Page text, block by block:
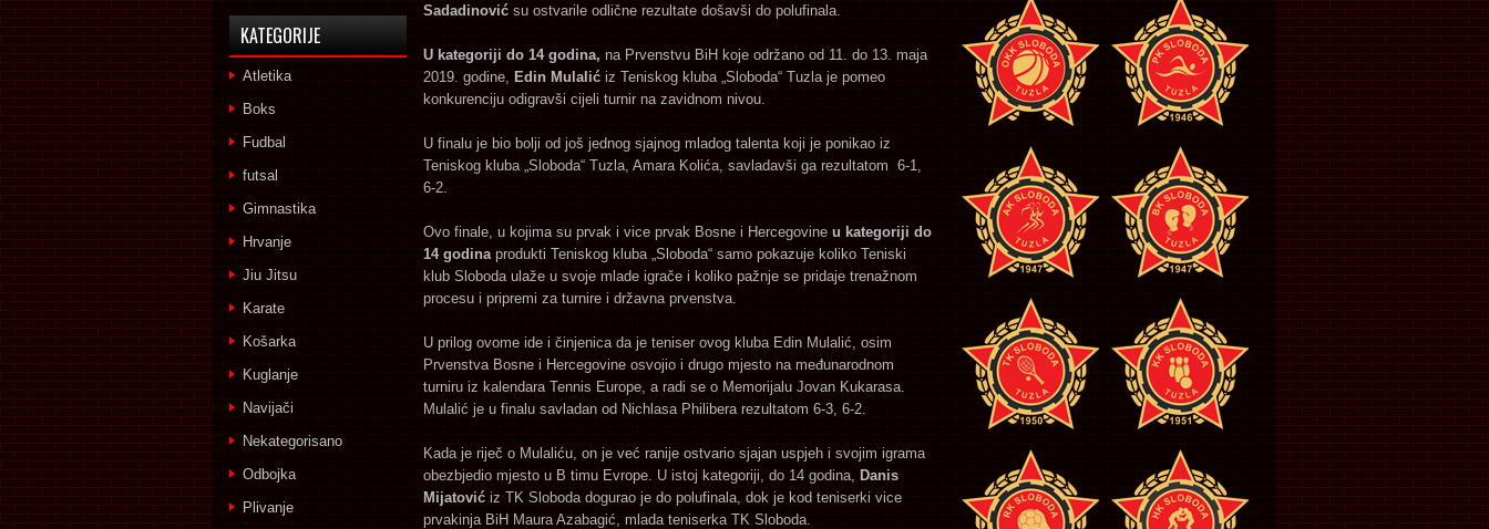
Sadadinović su ostvarile odlične rezultate došavši do polufinala.
U kategoriji do 14 godina, na Prvenstvu BiH koje održano od 11. do 13. maja
2019. godine, Edin Mulalić iz Teniskog kluba „Sloboda“ Tuzla je pomeo
konkurenciju odigravši cijeli turnir na zavidnom nivou.
U finalu je bio bolji od još jednog sjajnog mladog talenta koji je ponikao iz
Teniskog kluba „Sloboda“ Tuzla, Amara Kolića, savladavši ga rezultatom 6-1,
6-2.
Ovo finale, u kojima su prvak i vice prvak Bosne i Hercegovine u kategoriji do
14 godina produkti Teniskog kluba „Sloboda“ samo pokazuje koliko Teniski
klub Sloboda ulaže u svoje mlade igrače i koliko pažnje se pridaje trenažnom
procesu i pripremi za turnire i državna prvenstva.
U prilog ovome ide i činjenica da je teniser ovog kluba Edin Mulalić, osim
Prvenstva Bosne i Hercegovine osvojio i drugo mjesto na međunarodnom
turniru iz kalendara Tennis Europe, a radi se o Memorijalu Jovan Kukarasa.
Mulalić je u finalu savladan od Nichlasa Philibera rezultatom 6-3, 6-2.
Kada je riječ o Mulaliću, on je već ranije ostvario sjajan uspjeh i svojim igrama
obezbjedio mjesto u B timu Evrope. U istoj kategoriji, do 14 godina, Danis
Mijatović iz TK Sloboda dogurao je do polufinala, dok je kod teniserki vice
prvakinja BiH Maura Azabagić, mlada teniserka TK Sloboda.
KATEGORIJE
Atletika
Boks
Fudbal
futsal
Gimnastika
Hrvanje
Jiu Jitsu
Karate
Košarka
Kuglanje
Navijači
Nekategorisano
Odbojka
Plivanje